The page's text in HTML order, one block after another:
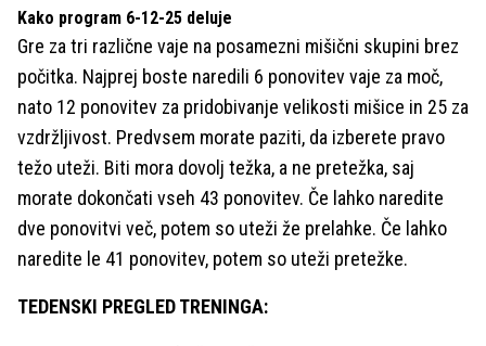
Kako program 6-12-25 deluje
Gre za tri različne vaje na posamezni mišični skupini brez
počitka. Najprej boste naredili 6 ponovitev vaje za moč,
nato 12 ponovitev za pridobivanje velikosti mišice in 25 za
vzdržljivost. Predvsem morate paziti, da izberete pravo
težo uteži. Biti mora dovolj težka, a ne pretežka, saj
morate dokončati vseh 43 ponovitev. Če lahko naredite
dve ponovitvi več, potem so uteži že prelahke. Če lahko
naredite le 41 ponovitev, potem so uteži pretežke.
TEDENSKI PREGLED TRENINGA: